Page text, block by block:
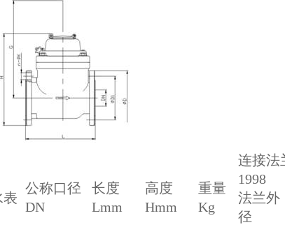
表
公称口径
DN
长度
Lmm
高度
Hmm
重量
Kg
连接法
1998
法兰外
径